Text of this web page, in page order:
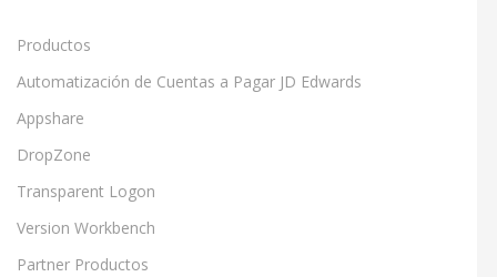
Productos
Automatización de Cuentas a Pagar JD Edwards
Appshare
DropZone
Transparent Logon
Version Workbench
Partner Productos